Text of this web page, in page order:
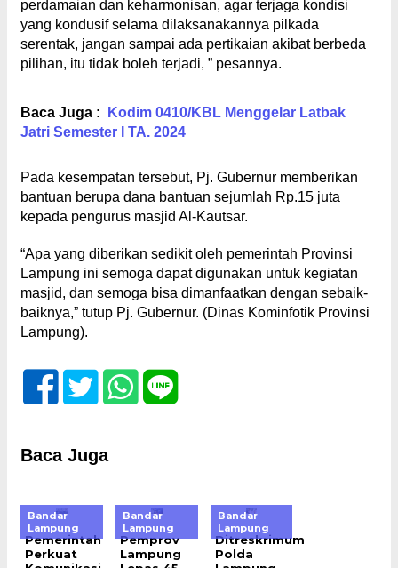
perdamaian dan keharmonisan, agar terjaga kondisi
yang kondusif selama dilaksanakannya pilkada
serentak, jangan sampai ada pertikaian akibat berbeda
pilihan, itu tidak boleh terjadi, ” pesannya.
Baca Juga :
Kodim 0410/KBL Menggelar Latbak
Jatri Semester I TA. 2024
Pada kesempatan tersebut, Pj. Gubernur memberikan
bantuan berupa dana bantuan sejumlah Rp.15 juta
kepada pengurus masjid Al-Kautsar.
“Apa yang diberikan sedikit oleh pemerintah Provinsi
Lampung ini semoga dapat digunakan untuk kegiatan
masjid, dan semoga bisa dimanfaatkan dengan sebaik-
baiknya,” tutup Pj. Gubernur. (Dinas Kominfotik Provinsi
Lampung).
Baca Juga
Bandar
Lampung
Pemerintah
Perkuat
Bandar
Lampung
Pemprov
Lampung
Bandar
Lampung
Ditreskrimum
Polda